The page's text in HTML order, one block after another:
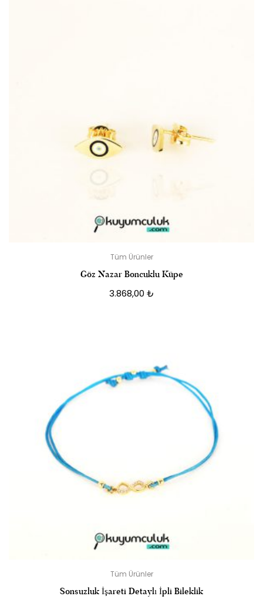
Tüm Ürünler
Göz Nazar Boncuklu Küpe
3.868,00 ₺
Tüm Ürünler
Sonsuzluk İşareti Detaylı İpli Bileklik